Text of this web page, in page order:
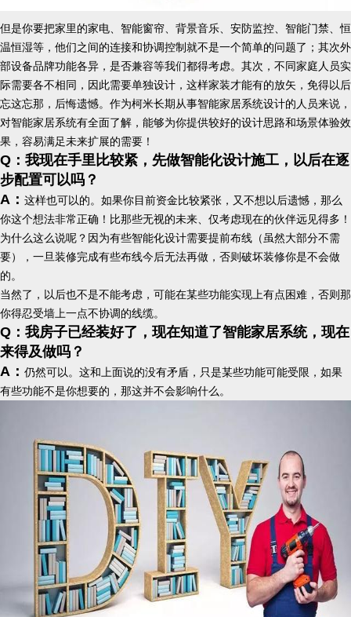
但是你要把家里的家电、智能窗帘、背景音乐、安防监控、智能门禁、恒
温恒湿等，他们之间的连接和协调控制就不是一个简单的问题了；其次外
部设备品牌功能各异，是否兼容等我们都得考虑。其次，不同家庭人员实
际需要各不相同，因此需要单独设计，这样家装才能有的放矢，免得以后
忘这忘那，后悔遗憾。作为柯米长期从事智能家居系统设计的人员来说，
对智能家居系统有全面了解，能够为你提供较好的设计思路和场景体验效
果，容易满足未来扩展的需要！
Q：我现在手里比较紧，先做智能化设计施工，以后在逐
步配置可以吗？
A： 这样也可以的。如果你目前资金比较紧张，又不想以后遗憾，那么
你这个想法非常正确！比那些无视的未来、仅考虑现在的伙伴远见得多！
为什么这么说呢？因为有些智能化设计需要提前布线（虽然大部分不需
要），一旦装修完成有些布线今后无法再做，否则破坏装修你是不会做
的。
当然了，以后也不是不能考虑，可能在某些功能实现上有点困难，否则那
你得忍受墙上一点不协调的线缆。
Q：我房子已经装好了，现在知道了智能家居系统，现在
来得及做吗？
A： 仍然可以。这和上面说的没有矛盾，只是某些功能可能受限，如果
有些功能不是你想要的，那这并不会影响什么。